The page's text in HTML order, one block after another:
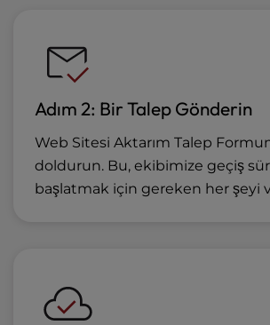
Adım 2: Bir Talep Gönderin
Web Sitesi Aktarım Talep
doldurun. Bu, ekibimize geçiş
başlatmak için gereken her şeyi